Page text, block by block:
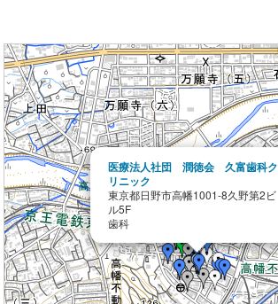
医療法人社団 潤徳会 久富歯科ク
リニック
東京都日野市高幡1001-8久野第2ビ
ル5F
歯科